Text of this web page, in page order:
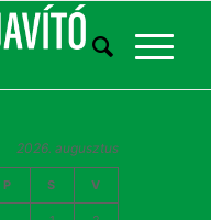
2026. augusztus
P S V